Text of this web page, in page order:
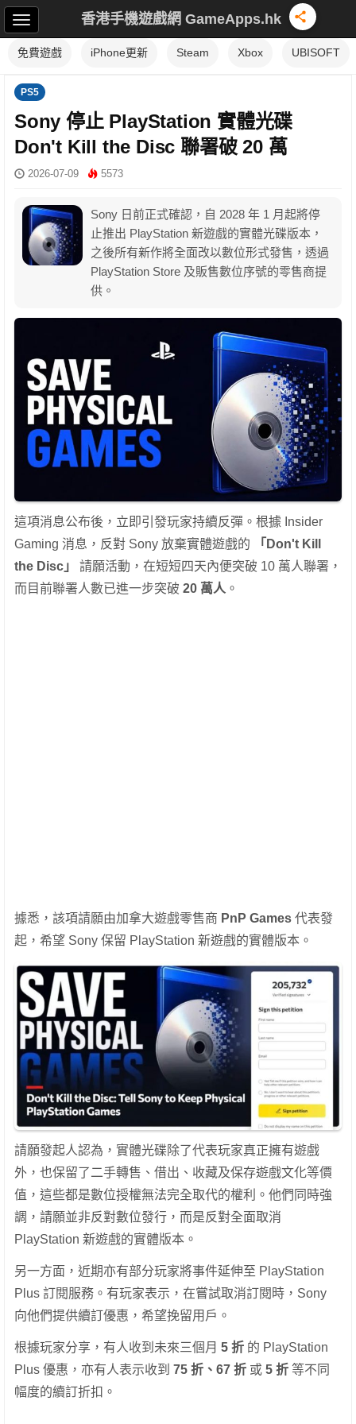
香港手機遊戲網 GameApps.hk
免費遊戲 iPhone更新 Steam Xbox UBISOFT
PS5
Sony 停止 PlayStation 實體光碟
Don't Kill the Disc 聯署破 20 萬
2026-07-09 5573
Sony 日前正式確認，自 2028 年 1 月起將停
止推出 PlayStation 新遊戲的實體光碟版本，
之後所有新作將全面改以數位形式發售，透過
PlayStation Store 及販售數位序號的零售商提
供。
這項消息公布後，立即引發玩家持續反彈。根據 Insider
Gaming 消息，反對 Sony 放棄實體遊戲的
「Don't Kill
the Disc」
請願活動，在短短四天內便突破 10 萬人聯署，
而目前聯署人數已進一步突破 20 萬人 。
據悉，該項請願由加拿大遊戲零售商 PnP Games 代表發
起，希望 Sony 保留 PlayStation 新遊戲的實體版本。
請願發起人認為，實體光碟除了代表玩家真正擁有遊戲
外，也保留了二手轉售、借出、收藏及保存遊戲文化等價
值，這些都是數位授權無法完全取代的權利。他們同時強
調，請願並非反對數位發行，而是反對全面取消
PlayStation 新遊戲的實體版本。
另一方面，近期亦有部分玩家將事件延伸至 PlayStation
Plus 訂閱服務。有玩家表示，在嘗試取消訂閱時，Sony
向他們提供續訂優惠，希望挽留用戶。
根據玩家分享，有人收到未來三個月 5 折 的 PlayStation
Plus 優惠，亦有人表示收到 75 折、67 折 或 5 折 等不同
幅度的續訂折扣。